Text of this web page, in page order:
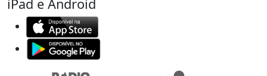
iPad e Android